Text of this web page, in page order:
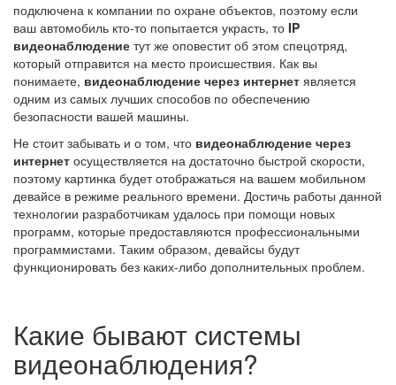
подключена к компании по охране объектов, поэтому если
ваш автомобиль кто-то попытается украсть, то IP
видеонаблюдение тут же оповестит об этом спецотряд,
который отправится на место происшествия. Как вы
понимаете, видеонаблюдение через интернет является
одним из самых лучших способов по обеспечению
безопасности вашей машины.
Не стоит забывать и о том, что видеонаблюдение через
интернет осуществляется на достаточно быстрой скорости,
поэтому картинка будет отображаться на вашем мобильном
девайсе в режиме реального времени. Достичь работы данной
технологии разработчикам удалось при помощи новых
программ, которые предоставляются профессиональными
программистами. Таким образом, девайсы будут
функционировать без каких-либо дополнительных проблем.
Какие бывают системы
видеонаблюдения?